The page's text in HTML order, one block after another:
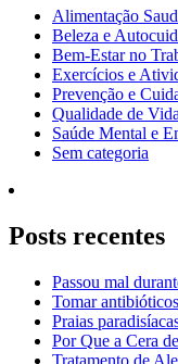
Alimentação
Beleza e
Bem-Estar no
Exercícios e
Prevenção e
Qualidade de Vida
Saúde Mental e
Sem categoria
Posts recentes
Passou mal
Tomar
Praias
Por Que a Cera
Tratamento de